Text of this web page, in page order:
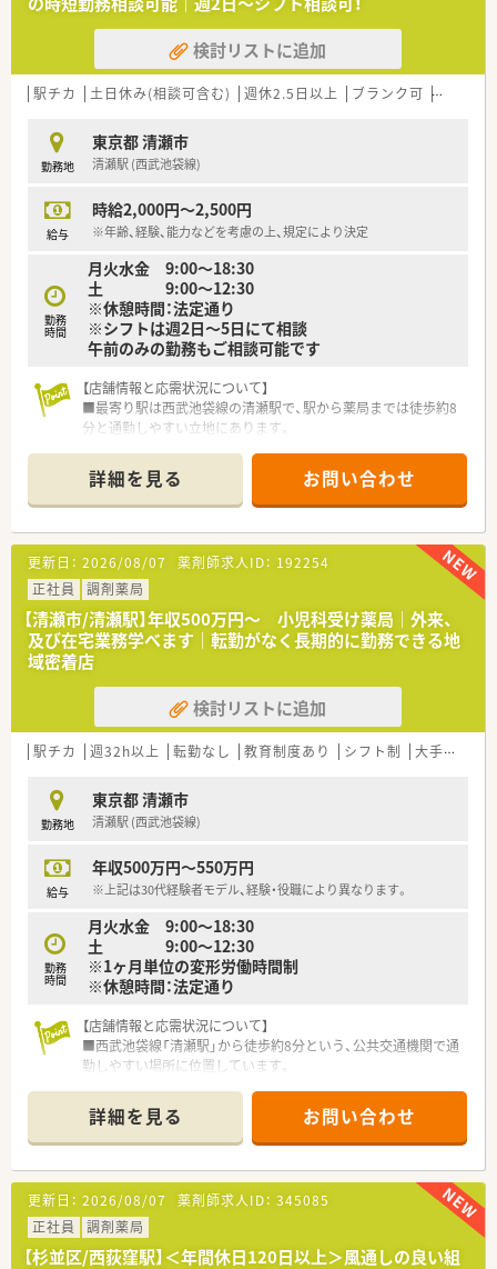
検討リストに追加
駅チカ 土日休み(相談可含む) 週休2.5日以上 ブランク可 残業な
勤務地
東京都 清瀬市
清瀬駅 (西武池袋線)
給与
時給2,000円～2,500円
※年齢、経験、能力などを考慮の上、規定により決定
勤務
時間
月火水金 9:00～18:30
土 9:00～12:30
※休憩時間：法定通り
※シフトは週2日～5日にて相談
午前のみの勤務もご相談可能です
【店舗情報と応需状況について】
■最寄り駅は西武池袋線の清瀬駅で、駅から薬局までは徒歩約8
分と通勤しやすい立地にあります。
【法人特徴について】
■東京都の西エリア、特に西武池袋線沿線を中心に数店舗の調剤
薬局を展開している法人です。
■大規模なチェーン薬局とは異なり、地域に深く根差したきめ細
やかな医療サービスを提供しています。
■各店舗がアットホームな雰囲気を大切にしており、患者様一人
ひとりと真摯に向き合うことができます。
【こんな方が活躍中】
■これまでの調剤経験を活かし、主体的に判断しながら業務を正
確に遂行できるスキルを持った方が活躍しています。
■患者様や地域の方々とのコミュニケーションを大切にし、温か
い信頼関係を築ける方が活躍しています。
詳細を見る お問い合わせ
更新日： 2026/08/07 薬剤師求人ID： 192254
正社員
調剤薬局
【清瀬市/清瀬駅】年収500万円～ 小児科受け薬局｜外来、
及び在宅業務学べます｜転勤がなく長期的に勤務できる地
域密着店
検討リストに追加
駅チカ 週32h以上 転勤なし 教育制度あり シフト制 大手チェーン以外
勤務地
東京都 清瀬市
清瀬駅 (西武池袋線)
給与
年収500万円～550万円
※上記は30代経験者モデル、経験・役職により異なります。
勤務
時間
月火水金 9:00～18:30
土 9:00～12:30
※1ヶ月単位の変形労働時間制
※休憩時間：法定通り
【店舗情報と応需状況について】
■西武池袋線「清瀬駅」から徒歩約8分という、公共交通機関で通
勤しやすい場所に位置しています。
30枚から40枚程度と落ち着いています。
■現在は薬剤師2名体制で運営しております。
【募集背景と求める人物像について】
■将来の組織体制を強化するため、現在活躍中の従業員の後任と
なれる方を募集しています。
■一人薬剤師として店舗を任せられる時間帯があるため、調剤経
験をお持ちの方を求めています。
詳細を見る お問い合わせ
更新日： 2026/08/07 薬剤師求人ID： 345085
正社員
調剤薬局
【杉並区/西荻窪駅】＜年間休日120日以上＞風通しの良い組